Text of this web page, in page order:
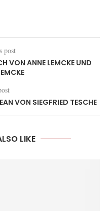
post
VON ANNE LEMCKE UND
VON SIEGFRIED TESCHE
LIKE